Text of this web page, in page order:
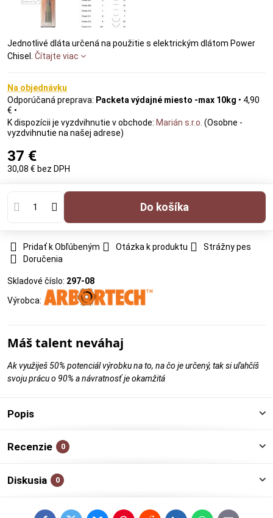
Jednotlivé dláta určená na použitie s elektrickým dlátom Power
Chisel. Čítajte viac
Na objednávku
Packeta výdajné miesto -max 10kg • 4,90
€ •
Marián s.r.o. (Osobne -
vyzdvihnutie na našej adrese)
37 €
30,08 € bez DPH
Do košíka
Pridať k Obľúbeným Otázka k produktu
Strážny pes
Doručenia
Skladové číslo: 297-08
Výrobca:
Máš talent neváhaj
Ak využiješ 50% potenciál výrobku na to, na čo je určený, tak si uľahčíš
svoju prácu o 90% a návratnosť je okamžitá
Popis
Recenzie 0
Diskusia 0